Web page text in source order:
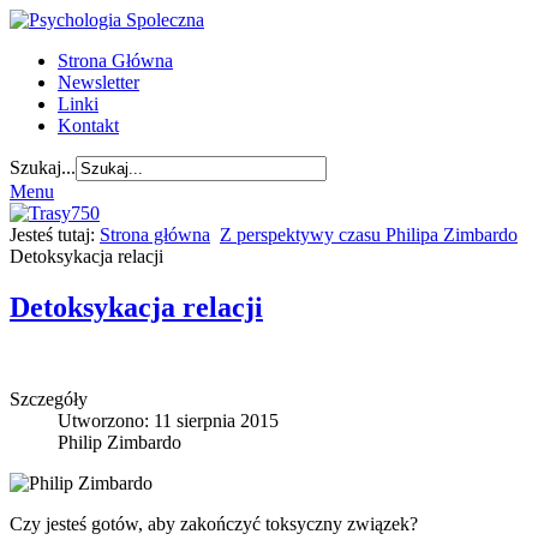
Strona Główna
Newsletter
Linki
Kontakt
Szukaj...
Menu
Jesteś tutaj: Strona główna Z perspektywy czasu Philipa Zimbardo
Detoksykacja relacji
Detoksykacja relacji
Szczegóły
Utworzono: 11 sierpnia 2015
Philip Zimbardo
Czy jesteś gotów, aby zakończyć toksyczny związek?